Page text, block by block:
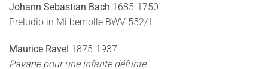
Johann Sebastian Bach 1685-1750
Preludio in Mi bemolle BWV 552/1
Maurice Ravel 1875-1937
Pavane pour une infante défunte